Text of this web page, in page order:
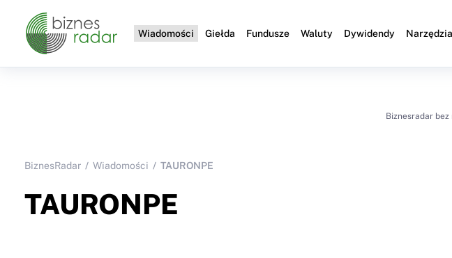
Wiadomości Giełda Fundusze Waluty Dywidendy Narzędzia
Biznesradar bez
BiznesRadar Wiadomości TAURONPE
TAURONPE